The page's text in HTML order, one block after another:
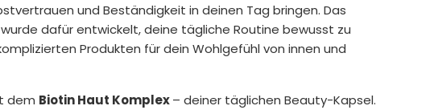
Empfohlene Tagesdosis: 2g
NÄHRWERTANGABEN
D-Mannose
und Beständigkeit in deinen Tag bringen. Das
wurde dafür entwickelt, deine tägliche Routine bewusst zu
Produkten für dein Wohlgefühl von innen und
dem Biotin Haut Komplex– deiner täglichen Beauty-Kapsel.